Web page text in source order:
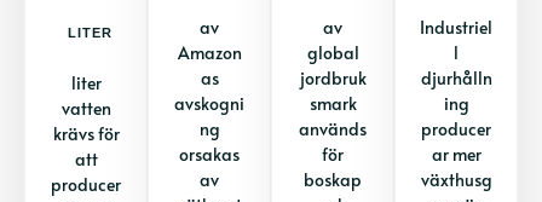
LITER
liter
vatten
krävs för
att
producer
av
Amazon
as
avskogni
ng
orsakas
av
av
global
jordbruk
smark
används
för
boskap
Industriel
l
djurhålln
ing
producer
ar mer
växthusg